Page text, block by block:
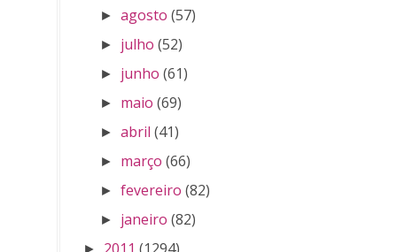
►agosto (57)
► julho (52)
► junho (61)
► maio (69)
►abril (41)
► março (66)
►fevereiro (82)
► janeiro (82)
►